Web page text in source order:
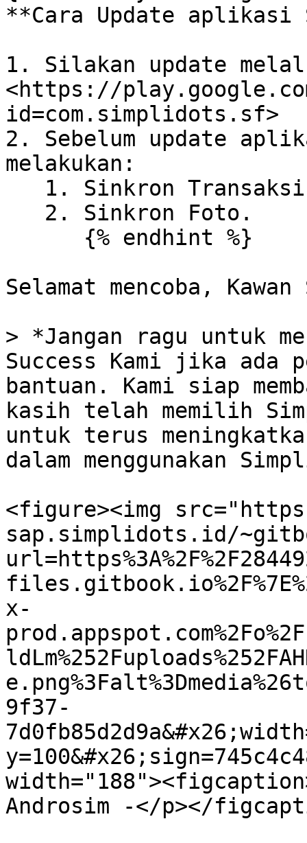
**Cara Update
1. Silakan update
<https://
id=com.simplidots.sf>
2. Sebelum update
melakukan:
Selamat mencoba,
> *Jangan ragu untuk
Success Kami jika ada
bantuan. Kami siap
kasih telah memilih
untuk terus
dalam menggunakan
<figure><img
sap.simplidots.id/
x-
9f37-